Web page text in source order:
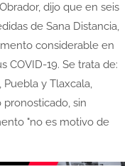
dijo que en seis
de Sana Distancia,
considerable en
COVID-19. Se trata de:
Puebla y Tlaxcala,
sin
"no es motivo de